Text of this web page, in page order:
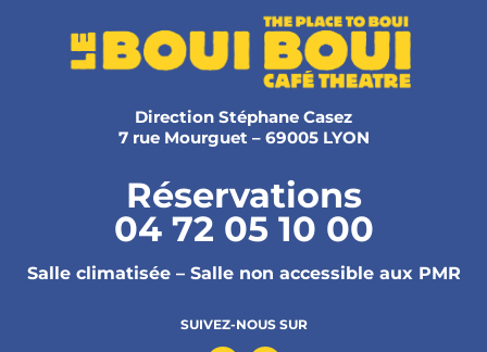
Direction Stéphane Casez
7 rue Mourguet – 69005 LYON
Réservations
04 72 05 10 00
Salle climatisée – Salle non accessible aux PMR
SUIVEZ-NOUS SUR